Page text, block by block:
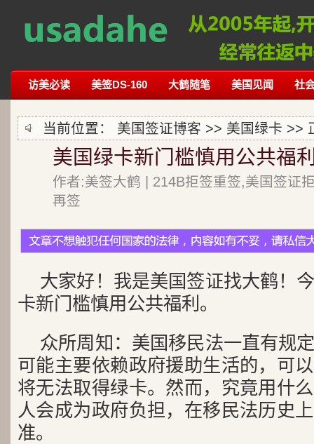
访美必读 美签DS-160 大鹤随笔 美国见闻 社
当前位置： 美国签证博客 >> 美国绿卡 >>
美国绿卡新门槛慎用公共福
作者:美签大鹤 | 214B拒签重签,美国签证
再签
大家好！我是美国签证找大鹤！
卡新门槛慎用公共福利。
众所周知：美国移民法一直有规
可能主要依赖政府援助生活的，可
将无法取得绿卡。然而，究竟用什
人会成为政府负担，在移民法历史
准。